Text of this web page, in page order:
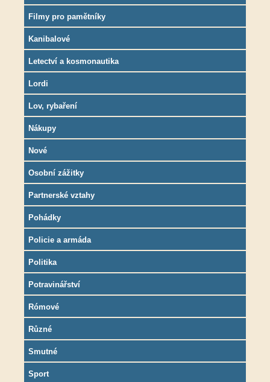
Filmy pro pamětníky
Kanibalové
Letectví a kosmonautika
Lordi
Lov, rybaření
Nákupy
Nové
Osobní zážitky
Partnerské vztahy
Pohádky
Policie a armáda
Politika
Potravinářství
Rómové
Různé
Smutné
Sport